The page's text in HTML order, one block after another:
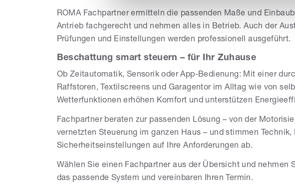
ROMA Fachpartner ermitteln die passenden Maße und
Antrieb fachgerecht und nehmen alles in Betrieb. Auch der
Prüfungen und Einstellungen werden professionell ausgeführt.
Beschattung smart steuern – für Ihr Zuhause
Ob Zeitautomatik, Sensorik oder App-Bedienung: Mit einer
Raffstoren, Textilscreens und Garagentor im Alltag wie von
Wetterfunktionen erhöhen Komfort und unterstützen
Fachpartner beraten zur passenden Lösung – von der
vernetzten Steuerung im ganzen Haus – und stimmen
Sicherheitseinstellungen auf Ihre Anforderungen ab.
Wählen Sie einen Fachpartner aus der Übersicht und nehmen
das passende System und vereinbaren Ihren Termin.